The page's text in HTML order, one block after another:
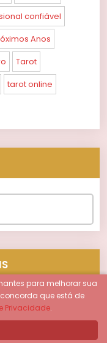
confiável
Anos
Tarot
tarot online
para melhorar sua
que está de
Privacidade.